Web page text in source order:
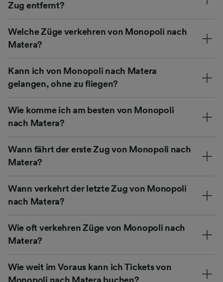
Zug entfernt?
Welche Züge verkehren von Monopoli nach
Matera?
Kann ich von Monopoli nach Matera
gelangen, ohne zu fliegen?
Wie komme ich am besten von Monopoli
nach Matera?
Wann fährt der erste Zug von Monopoli nach
Matera?
Wann verkehrt der letzte Zug von Monopoli
nach Matera?
Wie oft verkehren Züge von Monopoli nach
Matera?
Wie weit im Voraus kann ich Tickets von
Monopoli nach Matera buchen?